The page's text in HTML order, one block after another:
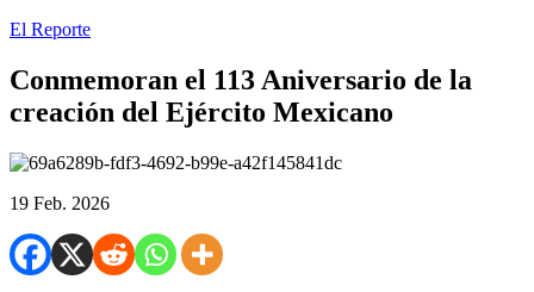
El Reporte
Conmemoran el 113 Aniversario de la
creación del Ejército Mexicano
19 Feb. 2026